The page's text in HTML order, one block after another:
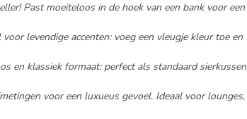
Past moeiteloos in de hoek van een bank voor een
voor levendige accenten: voeg een vleugje kleur toe en
en klassiek formaat: perfect als standaard sierkussen
voor een luxueus gevoel. Ideaal voor lounges,